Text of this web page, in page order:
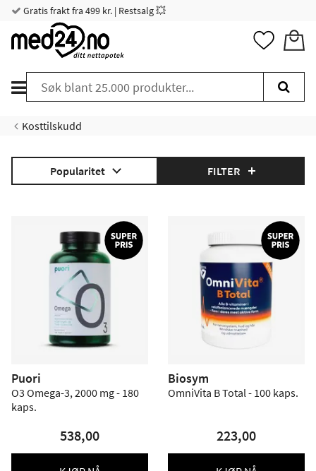
Gratis frakt fra 499 kr. | Restsalg 💥
Kosttilskudd
Popularitet FILTER
Puori
O3 Omega-3, 2000 mg - 180
kaps.
538,00
Biosym
OmniVita B Total - 100 kaps.
223,00